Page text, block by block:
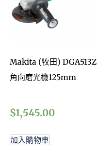
Makita (牧田) DGA513Z
角向磨光機125mm
$1,545.00
加入購物車